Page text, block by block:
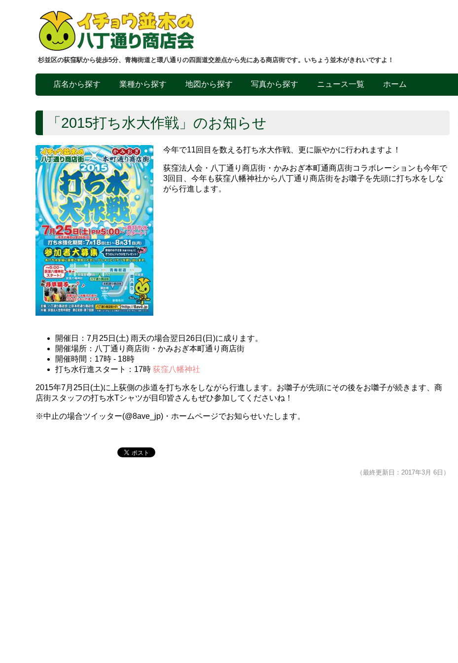
杉並区の荻窪駅から徒歩5分、青梅街道と環八通りの四面道交差点から先にある商店街です。いちょう並木がきれいですよ！
店名から探す 業種から探す 地図から探す 写真から探す ニュース一覧 ホーム
「2015打ち水大作戦」のお知らせ
今年で11回目を数える打ち水大作戦、更に賑やかに行われますよ！
荻窪法人会・八丁通り商店街・かみおぎ本町通商店街コラボレーションも今年で
3回目、今年も荻窪八幡神社から八丁通り商店街をお囃子を先頭に打ち水をしな
がら行進します。
開催日：7月25日(土) 雨天の場合翌日26日(日)に成ります。
開催場所：八丁通り商店街・かみおぎ本町通り商店街
開催時間：17時 - 18時
打ち水行進スタート：17時 荻窪八幡神社
2015年7月25日(土)に上荻側の歩道を打ち水をしながら行進します。お囃子が先頭にその後をお囃子が続きます、商
店街スタッフの打ち水Tシャツが目印皆さんもぜひ参加してくださいね！
※中止の場合ツイッター(@8ave_jp)・ホームページでお知らせいたします。
（最終更新日：2017年3月 6日）